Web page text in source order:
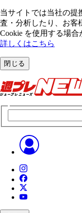
当サイトでは当社の提
査・分析したり、お客
Cookie を使⽤する場合
詳しくはこちら
閉じる